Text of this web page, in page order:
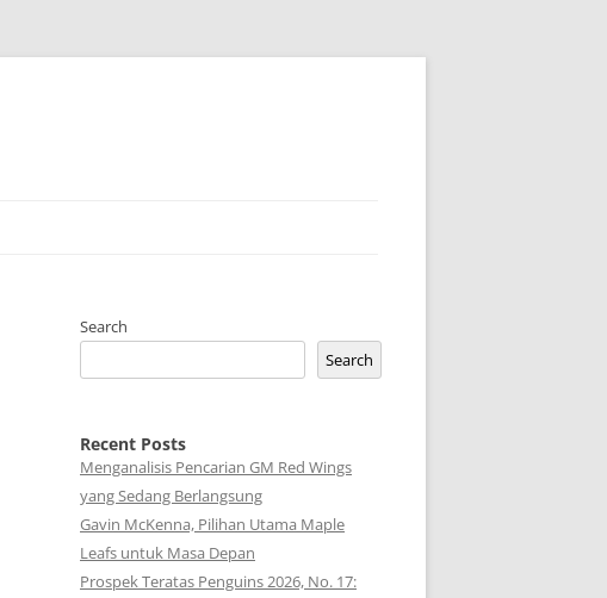
Search
Search
Recent Posts
Menganalisis Pencarian GM Red Wings
yang Sedang Berlangsung
Gavin McKenna, Pilihan Utama Maple
Leafs untuk Masa Depan
Prospek Teratas Penguins 2026, No. 17: